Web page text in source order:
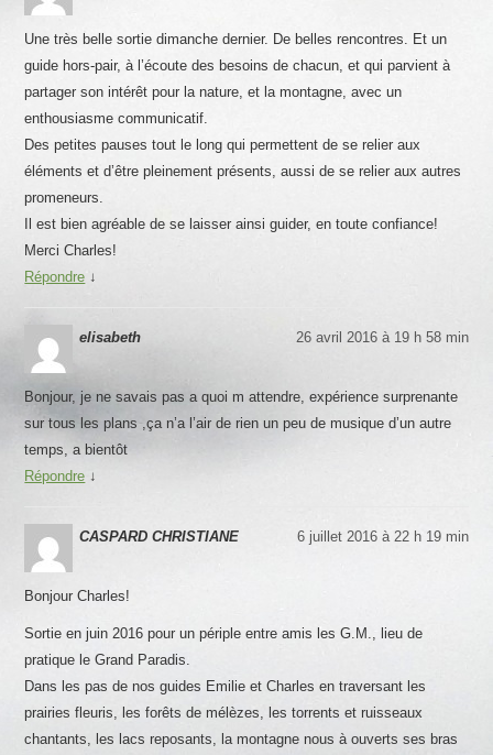
Une très belle sortie dimanche dernier. De belles rencontres. Et un
guide hors-pair, à l’écoute des besoins de chacun, et qui parvient à
partager son intérêt pour la nature, et la montagne, avec un
enthousiasme communicatif.
Des petites pauses tout le long qui permettent de se relier aux
éléments et d’être pleinement présents, aussi de se relier aux autres
promeneurs.
Il est bien agréable de se laisser ainsi guider, en toute confiance!
Merci Charles!
Répondre ↓
elisabeth 26 avril 2016 à 19 h 58 min
Bonjour, je ne savais pas a quoi m attendre, expérience surprenante
sur tous les plans ,ça n’a l’air de rien un peu de musique d’un autre
temps, a bientôt
Répondre ↓
CASPARD CHRISTIANE 6 juillet 2016 à 22 h 19 min
Bonjour Charles!
Sortie en juin 2016 pour un périple entre amis les G.M., lieu de
pratique le Grand Paradis.
Dans les pas de nos guides Emilie et Charles en traversant les
prairies fleuris, les forêts de mélèzes, les torrents et ruisseaux
chantants, les lacs reposants, la montagne nous à ouverts ses bras